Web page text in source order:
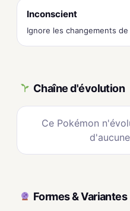
Inconscient
Ignore les changements
Chaîne d'évolution
Ce Pokémon
Formes & Variantes